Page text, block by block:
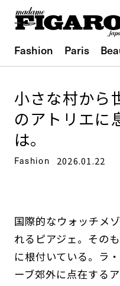
Fashion Paris
小さな村から
のアトリエに
は。
Fashion 2026.01.22
国際的なウォッチメ
れるピアジェ。その
に根付いている。ラ
ーブ郊外に点在する